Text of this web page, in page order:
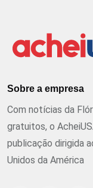
Sobre a empresa
Com notícias da
gratuitos, o
publicação dirigida
Unidos da América